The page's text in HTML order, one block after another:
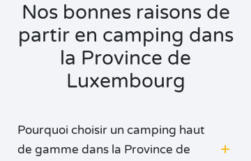
Nos bonnes raisons de
partir en camping dans
la Province de
Luxembourg
Pourquoi choisir un camping haut
de gamme dans la Province de